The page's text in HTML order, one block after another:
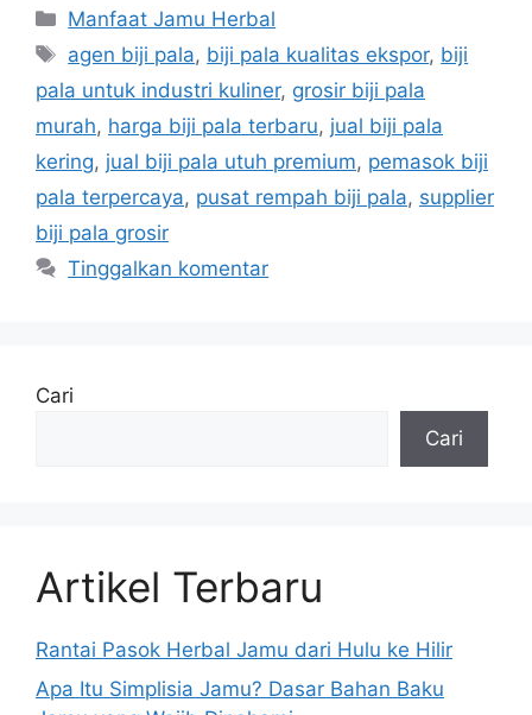
Kategori
Manfaat Jamu Herbal
Tag
agen biji pala, biji pala kualitas ekspor, biji
pala untuk industri kuliner, grosir biji pala
murah, harga biji pala terbaru, jual biji pala
kering, jual biji pala utuh premium, pemasok biji
pala terpercaya, pusat rempah biji pala, supplier
biji pala grosir
Tinggalkan komentar
Cari
Cari
Artikel Terbaru
Rantai Pasok Herbal Jamu dari Hulu ke Hilir
Apa Itu Simplisia Jamu? Dasar Bahan Baku